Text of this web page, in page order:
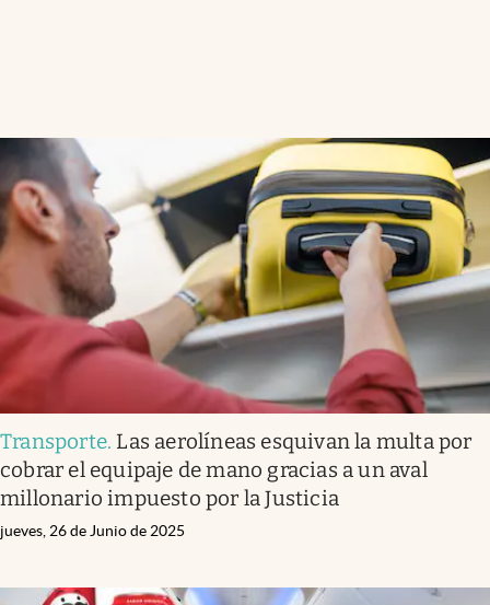
Transporte. Las aerolíneas esquivan la multa por
cobrar el equipaje de mano gracias a un aval
millonario impuesto por la Justicia
jueves, 26 de Junio de 2025